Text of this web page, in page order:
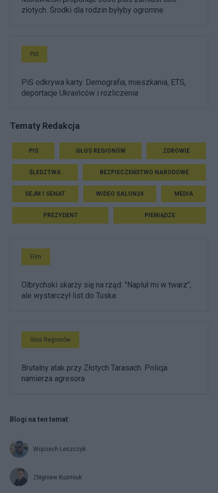
złotych. Środki dla rodzin byłyby ogromne
PiS
PiS odkrywa karty. Demografia, mieszkania, ETS,
deportacje Ukraińców i rozliczenia
Tematy Redakcja
PIS GŁOS REGIONÓW ZDROWIE
ŚLEDZTWA BEZPIECZEŃSTWO NARODOWE
SEJM I SENAT WIDEO SALON24 MEDIA
PREZYDENT PIENIĄDZE
Film
Olbrychski skarży się na rząd. "Napluł mi w twarz",
ale wystarczył list do Tuska
Głos Regionów
Brutalny atak przy Złotych Tarasach. Policja
namierza agresora
Blogi na ten temat
Wojciech Leszczyk
Zbigniew Kuźmiuk